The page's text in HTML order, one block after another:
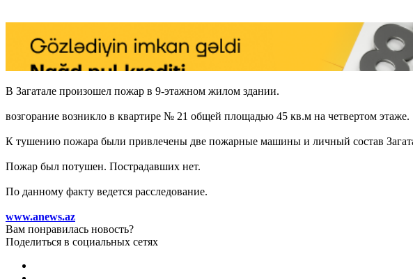
В Загатале произошел пожар в 9-этажном жилом здании.
возгорание возникло в квартире № 21 общей площадью 45 кв.м на четвертом этаже.
К тушению пожара были привлечены две пожарные машины и личный состав
Пожар был потушен. Пострадавших нет.
По данному факту ведется расследование.
www.anews.az
Вам понравилась новость?
Поделиться в социальных сетях